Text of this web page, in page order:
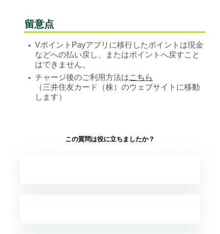
留意点
●
VポイントPayアプリに移行したポイントは現金
などへの払い戻し、またはポイントへ戻すこと
はできません。
● チャージ後のご利用方法はこちら
（三井住友カード（株）のウェブサイトに移動
します）
この質問は役に立ちましたか？